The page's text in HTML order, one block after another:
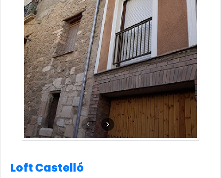
Loft Castelló